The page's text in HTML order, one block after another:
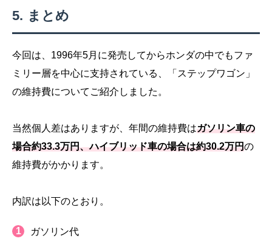
まとめ
今回は、1996年5月に発売してからホンダの中でもファ
ミリー層を中心に支持されている、「ステップワゴン」
の維持費についてご紹介しました。
当然個人差はありますが、年間の維持費はガソリン車の
場合約33.3万円、ハイブリッド車の場合は約30.2万円の
維持費がかかります。
内訳は以下のとおり。
ガソリン代